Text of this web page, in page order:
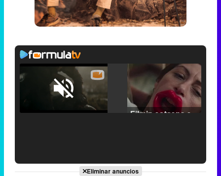
Unmute /
'120 Minutos' celebra sus 2.000 programas en Telemadrid con un vídeo del día a día en la redacción
Eliminar anuncios